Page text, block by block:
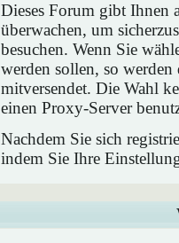
Dieses Forum gibt Ihnen
überwachen, um
besuchen. Wenn Sie
werden sollen, so
mitversendet. Die Wahl
einen Proxy-Server
Nachdem Sie sich
indem Sie Ihre